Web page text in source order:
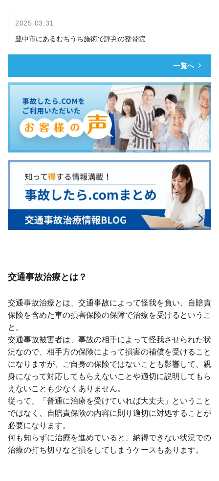
2025.03.31
豊中市にあるむちうち施術で評判の整骨院
一覧へ
交通事故治療とは？
交通事故治療とは、交通事故によって怪我を負い、⾃賠責
保険を含めた⾞の損害保険の保障で治療を受けるというこ
と。
交通事故被害者は、事故の相⼿によって怪我させられた状
況なので、相⼿⽅の保険によって損害の補償を受けること
になりますが、ご⾃⾝の保険ではないことも影響して、親
⾝になって対応してもらえないことや適切に説明してもら
えないことも少なくありません。
従って、「普通に治療を受けていれば⼤丈夫」ということ
ではなく、⾃賠責保険の内容に則り適切に対処することが
必要になります。
何も知らずに治療を進めていると、納得できない状況での
治療の打ち切りなど損をしてしまうケースもあります。